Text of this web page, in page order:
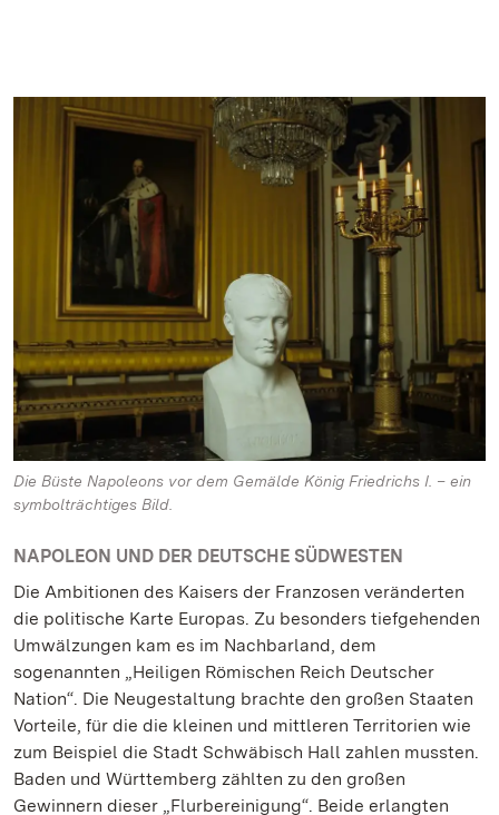
Die Büste Napoleons vor dem Gemälde König Friedrichs I. – ein
symbolträchtiges Bild.
NAPOLEON UND DER DEUTSCHE SÜDWESTEN
Die Ambitionen des Kaisers der Franzosen veränderten
die politische Karte Europas. Zu besonders tiefgehenden
Umwälzungen kam es im Nachbarland, dem
sogenannten „Heiligen Römischen Reich Deutscher
Nation“. Die Neugestaltung brachte den großen Staaten
Vorteile, für die die kleinen und mittleren Territorien wie
zum Beispiel die Stadt Schwäbisch Hall zahlen mussten.
Baden und Württemberg zählten zu den großen
Gewinnern dieser „Flurbereinigung“. Beide erlangten